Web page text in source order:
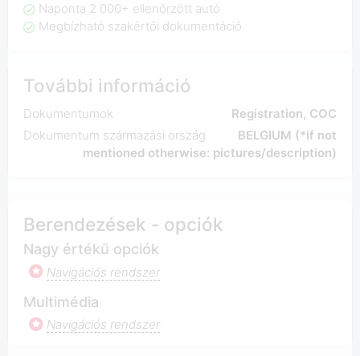
Naponta 2 000+ ellenőrzött autó
Megbízható szakértői dokumentáció
További információ
Dokumentumok
Registration, COC
Dokumentum származási ország
BELGIUM (*if not
mentioned otherwise: pictures/description)
Berendezések - opciók
Nagy értékű opciók
Navigációs rendszer
Multimédia
Navigációs rendszer